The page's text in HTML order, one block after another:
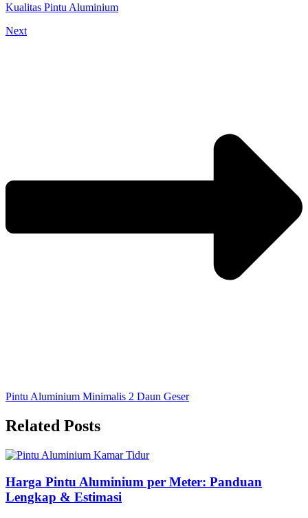
Kualitas Pintu Aluminium
Next
Pintu Aluminium Minimalis 2 Daun Geser
Related Posts
Harga Pintu Aluminium per Meter: Panduan
Lengkap & Estimasi